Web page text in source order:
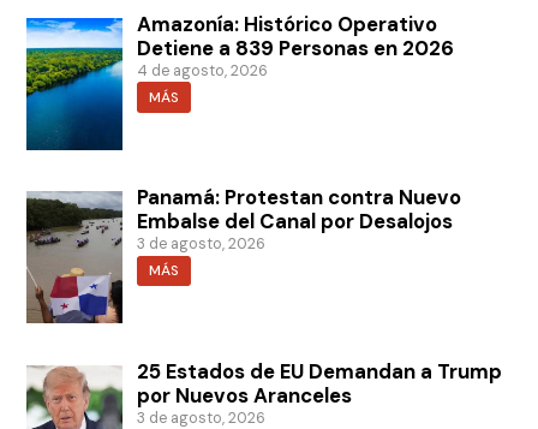
Amazonía: Histórico Operativo
Detiene a 839 Personas en 2026
4 de agosto, 2026
MÁS
Panamá: Protestan contra Nuevo
Embalse del Canal por Desalojos
3 de agosto, 2026
MÁS
25 Estados de EU Demandan a Trump
por Nuevos Aranceles
3 de agosto, 2026